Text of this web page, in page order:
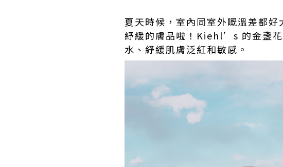
夏天時候，室內同室外嘅溫差都
紓緩的膚品啦！Kiehl’s 的金盞
水、紓緩肌膚泛紅和敏感。